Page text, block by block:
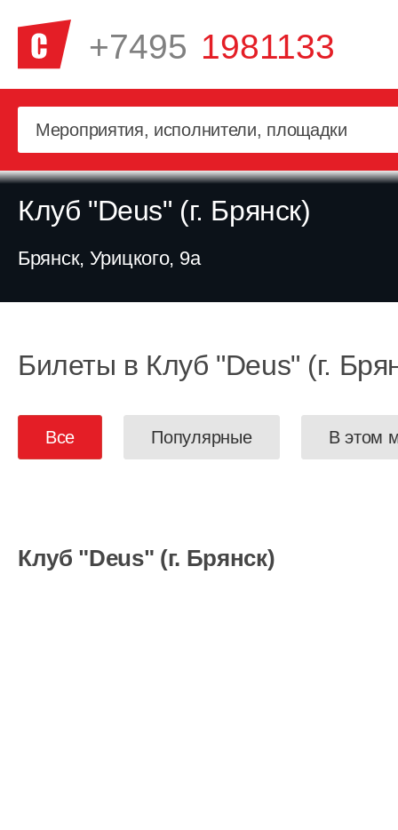
+7495 1981133
Клуб "Deus" (г. Брянск)
Брянск, Урицкого, 9а
Билеты в Клуб "Deus" (г.
Все Популярные В этом
Клуб "Deus" (г. Брянск)